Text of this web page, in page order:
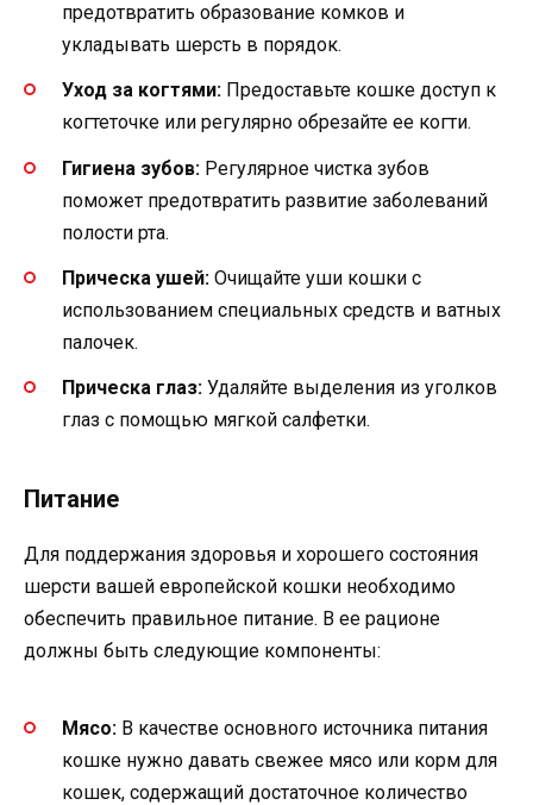
предотвратить образование комков и
укладывать шерсть в порядок.
Уход за когтями: Предоставьте кошке доступ к
когтеточке или регулярно обрезайте ее когти.
Гигиена зубов: Регулярное чистка зубов
поможет предотвратить развитие заболеваний
полости рта.
Прическа ушей: Очищайте уши кошки с
использованием специальных средств и ватных
палочек.
Прическа глаз: Удаляйте выделения из уголков
глаз с помощью мягкой салфетки.
Питание
Для поддержания здоровья и хорошего состояния
шерсти вашей европейской кошки необходимо
обеспечить правильное питание. В ее рационе
должны быть следующие компоненты:
Мясо: В качестве основного источника питания
кошке нужно давать свежее мясо или корм для
кошек, содержащий достаточное количество